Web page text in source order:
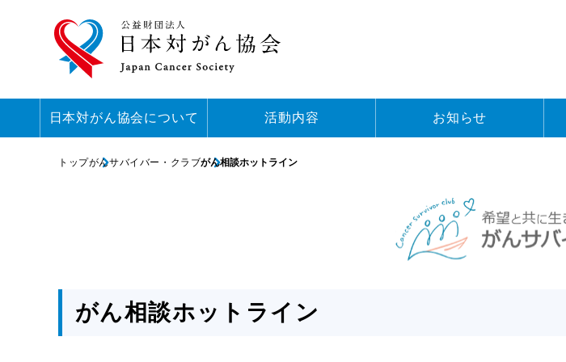
日本対がん協会について 活動内容 お知らせ
トップがんサバイバー・クラブがん相談ホットライン
がん相談ホットライン